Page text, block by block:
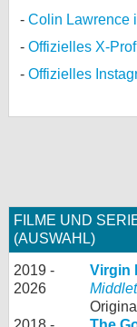
Colin Lawrence
Offizielles X-
Offizielles
FILME UND
(AUSWAHL)
2019 -
2026
Virgin